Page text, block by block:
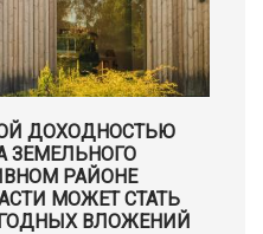
ДОХОДНОСТЬЮ
ЗЕМЕЛЬНОГО
РАЙОНЕ
МОЖЕТ СТАТЬ
ВЛОЖЕНИЙ